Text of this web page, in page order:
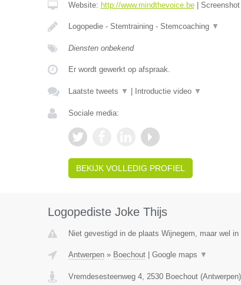
Website: http://www.mindthevoice.be| Screenshot
Logopedie - Stemtraining - Stemcoaching ▼
Diensten onbekend
Er wordt gewerkt op afspraak.
Laatste tweets ▼ Introductie video ▼
Sociale media:
BEKIJK VOLLEDIG PROFIEL
Logopediste Joke Thijs
Niet gevestigd in de plaats Wijnegem, maar wel
Antwerpen» Boechout| Google maps ▼
Vremdesesteenweg 4, 2530 Boechout(Antwerpen)